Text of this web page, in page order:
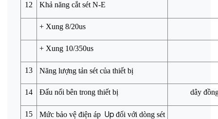
12 Khả năng cắt sét N-E
+ Xung 8/20us
+ Xung 10/350us
13 Năng lượng tản sét của thiết bị
14 Đấu nối bên trong thiết bị dây
15 Mức bảo vệ điện áp Up đối với dòng sét